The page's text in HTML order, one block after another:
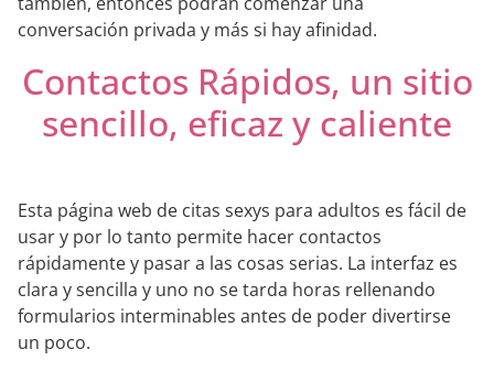
conversación privada y más si hay afinidad.
Contactos Rápidos, un sitio
sencillo, eficaz y caliente
Esta página web de citas sexys para adultos es fácil de
usar y por lo tanto permite hacer contactos
rápidamente y pasar a las cosas serias. La interfaz es
clara y sencilla y uno no se tarda horas rellenando
formularios interminables antes de poder divertirse
un poco.